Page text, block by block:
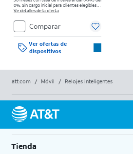
0%. Sin cargo inicial para clientes elegibles y
con buenos antecedentes. El impuesto sobre
momento de la compra. Existen
restricciones.
Ve detalles de la oferta
Comparar
Ver ofertas de
dispositivos
att.com / Móvil / Relojes inteligentes
Tienda